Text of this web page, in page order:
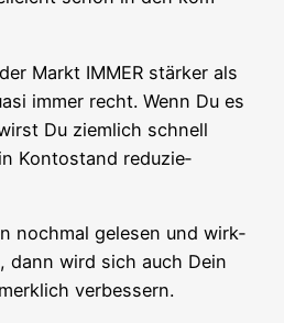
Markt IMMER stär­ker als
immer recht. Wenn Du es
Du ziem­lich schnell
Kon­to­stand redu­zie­
noch­mal gele­sen und wirk­
dann wird sich auch Dein
verbessern.